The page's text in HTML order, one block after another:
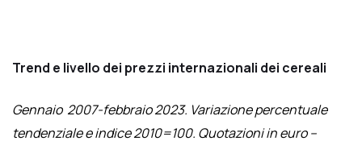
Trend e livello dei prezzi internazionali dei cereali
Gennaio 2007-febbraio 2023. Variazione percentuale
tendenziale e indice 2010=100. Quotazioni in euro –